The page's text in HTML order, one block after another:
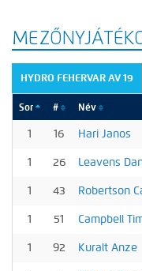
HYDRO FEHERVAR AV 19
Sor # Név
1 16 Hari Janos
1 26 Leavens
1 43 Robertson
1 51 Campbell
1 92 Kuralt Anze